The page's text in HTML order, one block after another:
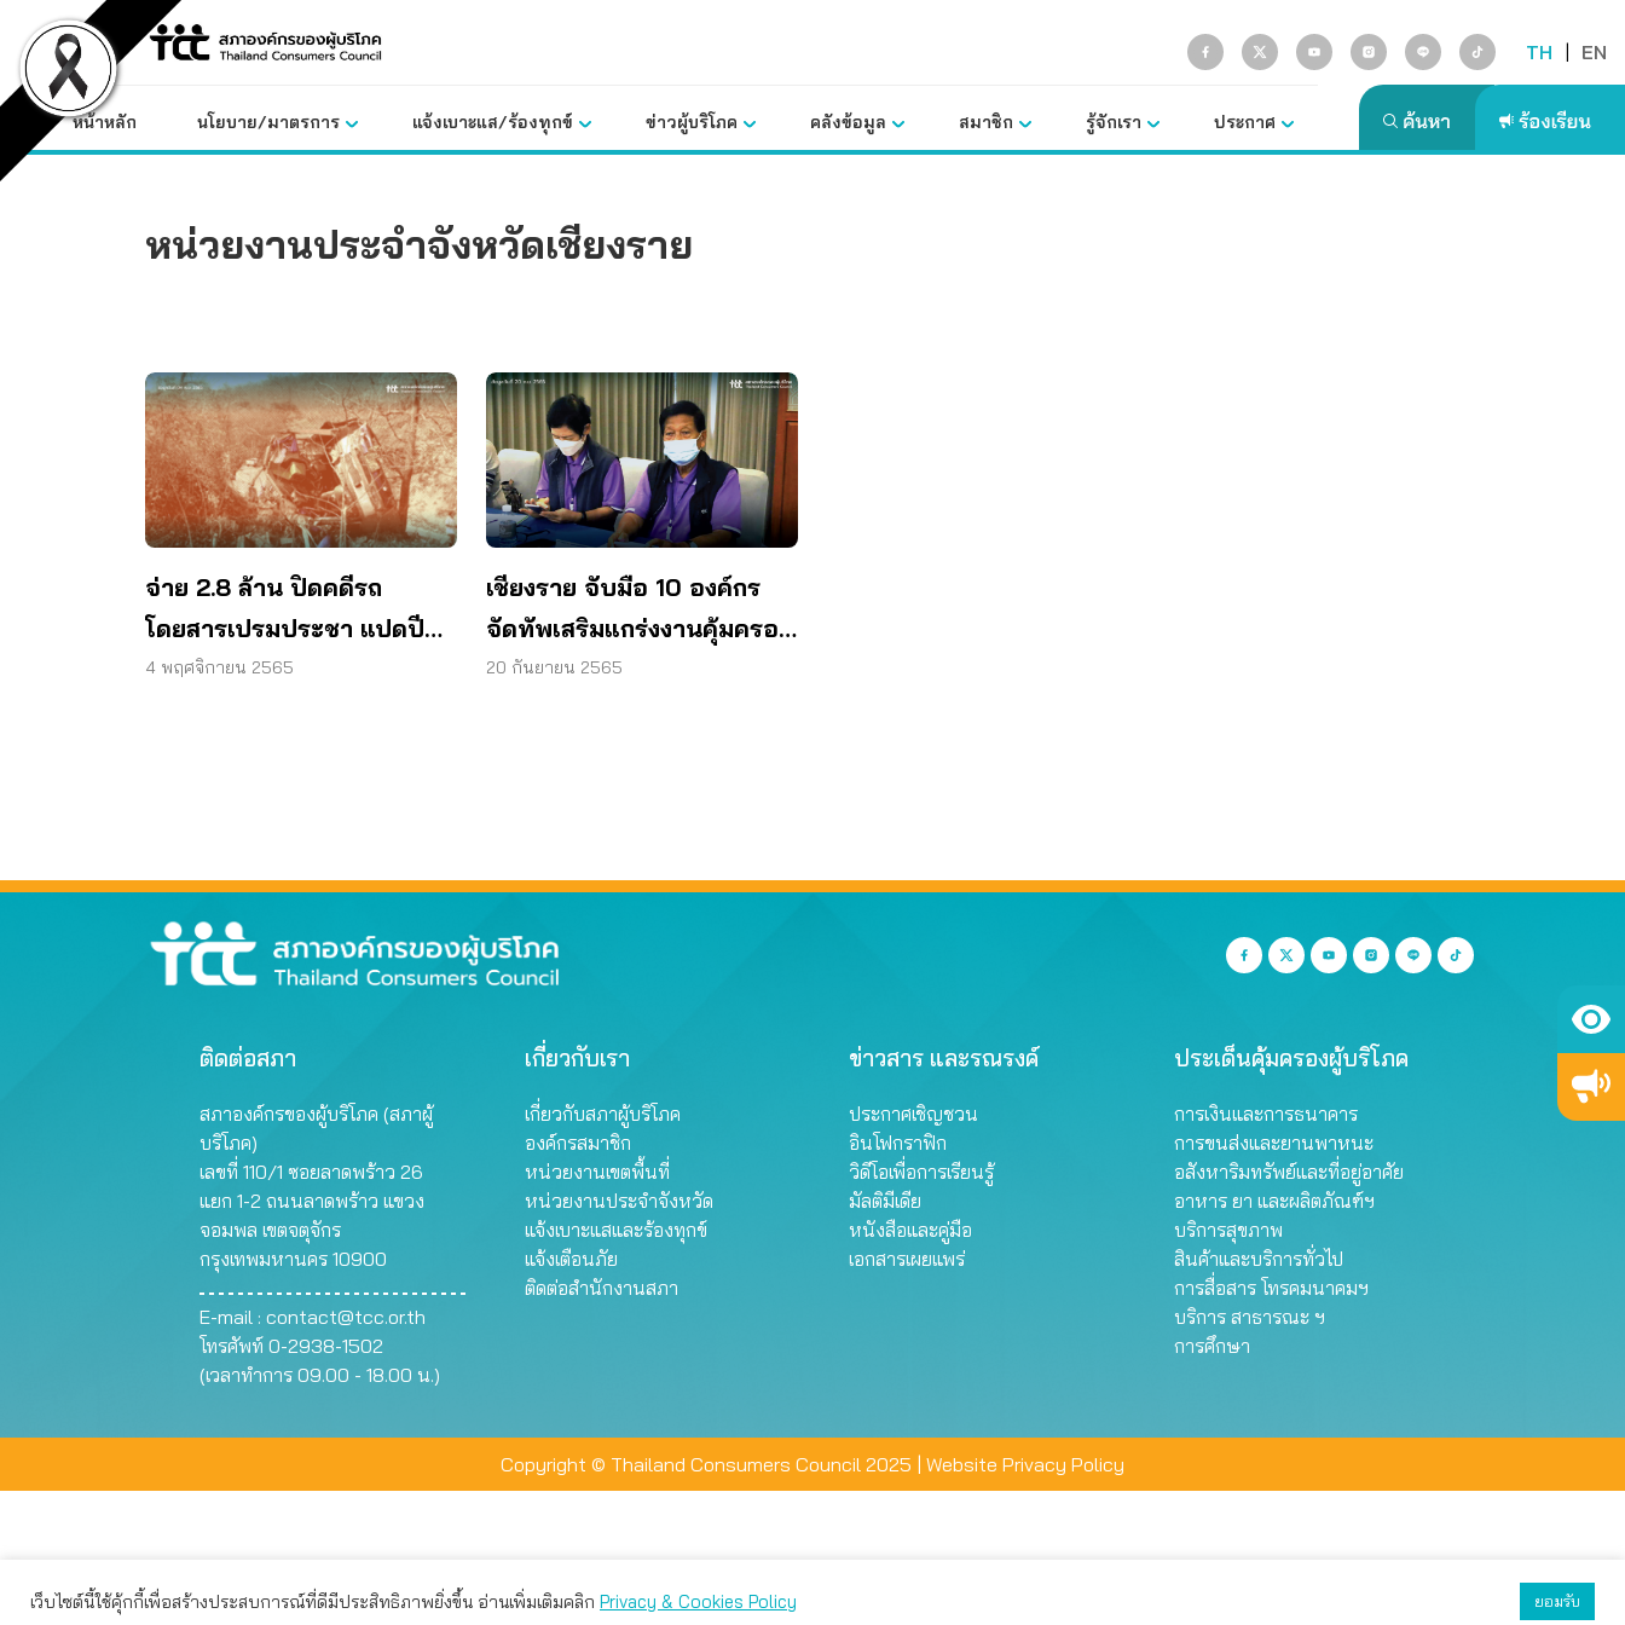
content
TH | EN
หน้าหลัก นโยบาย/มาตรการ แจ้งเบาะแส/ร้องทุกข์ ข่าวผู้บริโภค คลังข้อมูล สมาชิก รู้จักเรา ประกาศ
หน่วยงานประจำจังหวัดเชียงราย
จ่าย 2.8 ล้าน ปิดคดีรถ
โดยสารเปรมประชา แปดปี
แห่งการต่อสู้เรียกร้องสิทธิของ
4 พฤศจิกายน 2565
เชียงราย จับมือ 10 องค์กร
จัดทัพเสริมแกร่งงานคุ้มครอง
ผู้บริโภค
20 กันยายน 2565
ติดต่อสภา
สภาองค์กรของผู้บริโภค (สภาผู้
บริโภค)
เลขที่ 110/1 ซอยลาดพร้าว 26
แยก 1-2 ถนนลาดพร้าว แขวง
จอมพล เขตจตุจักร
กรุงเทพมหานคร 10900
E-mail : contact@tcc.or.th
โทรศัพท์ 0-2938-1502
(เวลาทำการ 09.00 - 18.00 น.)
เกี่ยวกับเรา
เกี่ยวกับสภาผู้บริโภค
องค์กรสมาชิก
หน่วยงานเขตพื้นที่
หน่วยงานประจำจังหวัด
แจ้งเบาะแสและร้องทุกข์
แจ้งเตือนภัย
ติดต่อสำนักงานสภา
ข่าวสาร และรณรงค์
ประกาศเชิญชวน
อินโฟกราฟิก
วิดีโอเพื่อการเรียนรู้
มัลติมีเดีย
หนังสือและคู่มือ
เอกสารเผยแพร่
ประเด็นคุ้มครองผู้บริโภค
การเงินและการธนาคาร
การขนส่งและยานพาหนะ
อสังหาริมทรัพย์และที่อยู่อาศัย
อาหาร ยา และผลิตภัณฑ์ฯ
บริการสุขภาพ
สินค้าและบริการทั่วไป
การสื่อสาร โทรคมนาคมฯ
บริการ สาธารณะ ฯ
การศึกษา
Copyright © Thailand Consumers Council 2025 | Website Privacy Policy
เว็บไซต์นี้ใช้คุ้กกี้เพื่อสร้างประสบการณ์ที่ดีมีประสิทธิภาพยิ่งขึ้น อ่านเพิ่มเติมคลิก Privacy & Cookies Policy ยอมรับ
เว็บไซต์นี้ใช้คุกกี้เพื่อมอบประสบการณ์การใช้งานที่ดีให้แก่ท่าน คุณสามารถเลือกตั้งค่าความเป็นส่วนตัวได้